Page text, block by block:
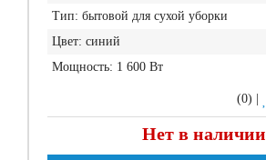
Тип: бытовой для сухой уборки
Цвет: синий
Мощность: 1 600 Вт
(0)
Нет в наличии